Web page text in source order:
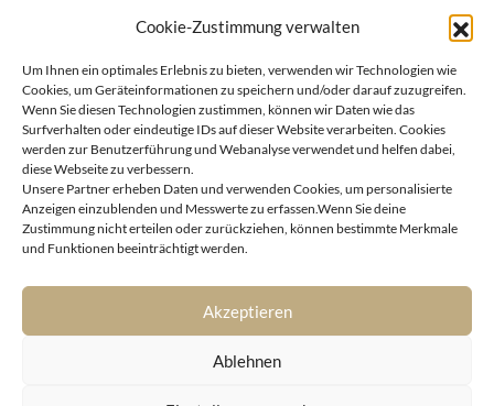
Cookie-Zustimmung verwalten
Um Ihnen ein optimales Erlebnis zu bieten, verwenden wir Technologien wie
Cookies, um Geräteinformationen zu speichern und/oder darauf zuzugreifen.
Wenn Sie diesen Technologien zustimmen, können wir Daten wie das
Surfverhalten oder eindeutige IDs auf dieser Website verarbeiten. Cookies
werden zur Benutzerführung und Webanalyse verwendet und helfen dabei,
diese Webseite zu verbessern.
Unsere Partner erheben Daten und verwenden Cookies, um personalisierte
Anzeigen einzublenden und Messwerte zu erfassen.Wenn Sie deine
Zustimmung nicht erteilen oder zurückziehen, können bestimmte Merkmale
und Funktionen beeinträchtigt werden.
Akzeptieren
Ablehnen
Real Estate GmbH
Schäfflerstraße 3 | 80333 München
IMMOBILIEN
Wörthersee
Wien
AGB